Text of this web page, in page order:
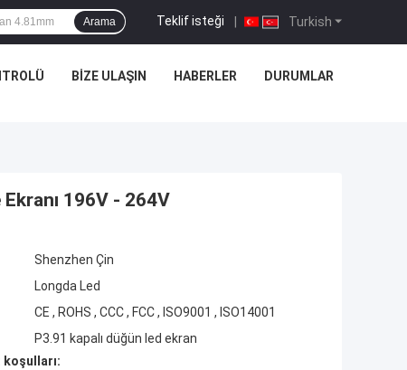
Turkish
Teklif isteği |
Arama
BIZE ULAŞIN HABERLER DURUMLAR
196V - 264V
Shenzhen Çin
Longda Led
CE , ROHS , CCC , FCC , ISO9001 , ISO14001
P3.91 kapalı düğün led ekran